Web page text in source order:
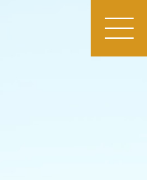
MEN
U